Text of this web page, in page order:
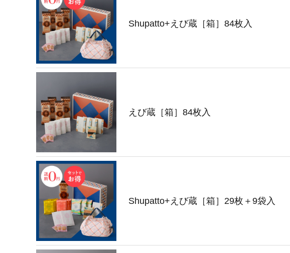
Shupatto+えび蔵［箱］84枚入
えび蔵［箱］84枚入
Shupatto+えび蔵［箱］29枚＋9袋入